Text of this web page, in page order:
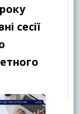
сесії